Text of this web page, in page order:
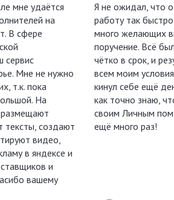
мне удаётся
на
В сфере
сервис
Мне не нужно
т.к. пока
На
размещают
тексты, создают
видео,
в яндексе и
и
вашему
Я не ожидал, что
работу так
много желающих
поручение. Всё
чётко в срок, и
всем моим
кинул себе ещё
как точно знаю,
своим Личным
ещё много раз!